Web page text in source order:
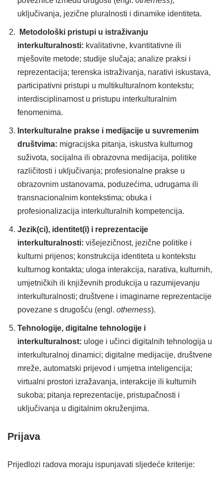
uključivanja, jezične pluralnosti i dinamike identiteta.
Metodološki pristupi u istraživanju
interkulturalnosti: kvalitativne, kvantitativne ili
mješovite metode; studije slučaja; analize praksi i
reprezentacija; terenska istraživanja, narativi iskustava,
participativni pristupi u multikulturalnom kontekstu;
interdisciplinarnost u pristupu interkulturalnim
fenomenima.
Interkulturalne prakse i medijacije u suvremenim
društvima: migracijska pitanja, iskustva kulturnog
suživota, socijalna ili obrazovna medijacija, politike
različitosti i uključivanja; profesionalne prakse u
obrazovnim ustanovama, poduzećima, udrugama ili
transnacionalnim kontekstima; obuka i
profesionalizacija interkulturalnih kompetencija.
Jezik(ci), identitet(i) i reprezentacije
interkulturalnosti: višejezičnost, jezične politike i
kulturni prijenos; konstrukcija identiteta u kontekstu
kulturnog kontakta; uloga interakcija, narativa, kulturnih,
umjetničkih ili književnih produkcija u razumijevanju
interkulturalnosti; društvene i imaginarne reprezentacije
povezane s drugošću (engl. otherness).
Tehnologije, digitalne tehnologije i
interkulturalnost: uloge i učinci digitalnih tehnologija u
interkulturalnoj dinamici; digitalne medijacije, društvene
mreže, automatski prijevod i umjetna inteligencija;
virtualni prostori izražavanja, interakcije ili kulturnih
sukoba; pitanja reprezentacije, pristupačnosti i
uključivanja u digitalnim okruženjima.
Prijava
Prijedlozi radova moraju ispunjavati sljedeće kriterije: